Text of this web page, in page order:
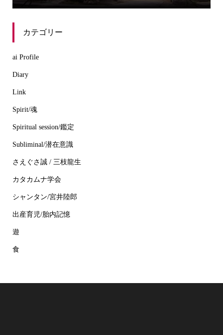
カテゴリー
ai Profile
Diary
Link
Spirit/魂
Spiritual session/鑑定
Subliminal/潜在意識
さえぐさ誠 / 三枝龍生
カタカムナ学会
シャンタン/宮井陸郎
出産育児/胎内記憶
遊
食